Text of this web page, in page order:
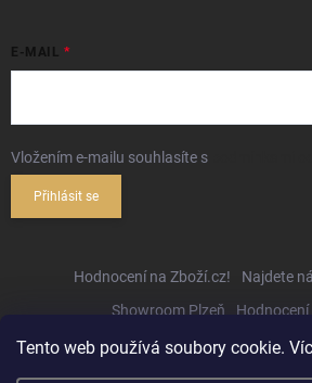
Tento web používá soubory cookie.
E-MAIL
Vložením e-mailu souhlasíte s
Přihlásit se
Hodnocení na Zboží.cz!
Najdete
Showroom Plzeň
Hodnocení